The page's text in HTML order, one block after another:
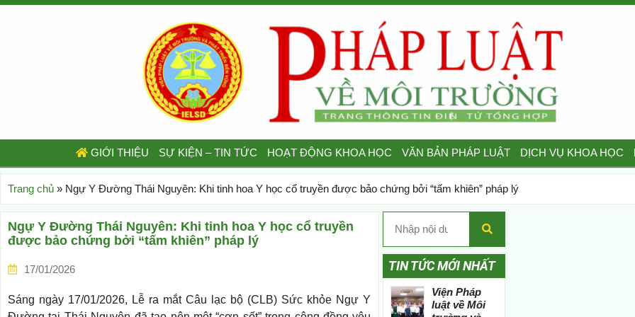
GIỚI THIỆU SỰ KIỆN – TIN TỨC HOẠT ĐỘNG KHOA HỌC VĂN BẢN PHÁP LUẬT DỊCH VỤ KHOA HỌC
Trang chủ » Ngự Y Đường Thái Nguyên: Khi tinh hoa Y học cổ truyền được bảo chứng bởi “tấm khiên” pháp lý
Ngự Y Đường Thái Nguyên: Khi tinh hoa Y học cổ truyền
được bảo chứng bởi “tấm khiên” pháp lý
17/01/2026
Sáng ngày 17/01/2026, Lễ ra mắt Câu lạc bộ (CLB) Sức khỏe Ngự Y
TIN TỨC MỚI NHẤT
Viện Pháp
luật về Môi